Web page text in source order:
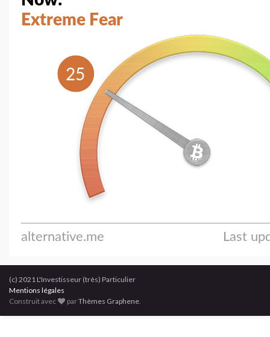
(c) 2021 L'Investisseur (très) Particulier
Mentions légales
Construit avec
parThèmes Graphene